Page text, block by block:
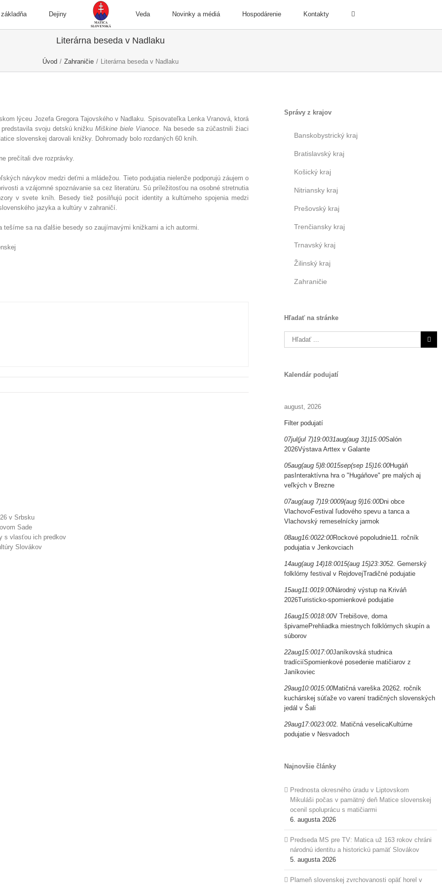
Dejiny Veda Novinky a médiá Hospodárenie Kontakty
Literárna beseda v Nadlaku
Úvod / Zahraničie / Literárna beseda v Nadlaku
lýceu Jozefa Gregora Tajovského v Nadlaku. Spisovateľka Lenka Vranová, ktorá
svoju detskú knižkuMiškine biele Vianoce. Na besede sa zúčastnili žiaci
slovenskej darovali knižky. Dohromady bolo rozdaných 60 kníh.
prečítali dve rozprávky.
návykov medzi deťmi a mládežou. Tieto podujatia nielenže podporujú záujem o
a vzájomné spoznávanie sa cez literatúru. Sú príležitosťou na osobné stretnutia
v svete kníh. Besedy tiež posilňujú pocit identity a kultúrneho spojenia medzi
jazyka a kultúry v zahraničí.
sa na ďalšie besedy so zaujímavými knižkami a ich autormi.
Správy z krajov
Banskobystrický kraj
Bratislavský kraj
Košický kraj
Nitriansky kraj
Prešovský kraj
Trenčiansky kraj
Trnavský kraj
Žilinský kraj
Zahraničie
Hľadať na stránke
Search
for:
Kalendár podujatí
august, 2026
Filter podujatí
07jul(jul 7)19:0031aug(aug 31)15:00Salón
2026Výstava Arttex v Galante
05aug(aug 5)8:0015sep(sep 15)16:00Hugáň
pas Interaktívna hra o "Hugáňove" pre malých aj
veľkých v Brezne
07aug(aug 7)19:0009(aug 9)16:00Dni obce
VlachovoFestival ľudového spevu a tanca a
Vlachovský remeselnícky jarmok
08aug16:0022:00Rockové popoludnie11. ročník
podujatia v Jenkovciach
14aug(aug 14)18:0015(aug 15)23:3052. Gemerský
folklórny festival v RejdovejTradičné podujatie
15aug11:0019:00Národný výstup na Kriváň
2026Turisticko-spomienkové podujatie
16aug15:0018:00V Trebišove, doma
špivamePrehliadka miestnych folklórnych skupín a
súborov
22aug15:0017:00Janíkovská studnica
tradíciíSpomienkové posedenie matičiarov z
Janíkoviec
29aug10:0015:00Matičná vareška 20262. ročník
kuchárskej súťaže vo varení tradičných slovenských
jedál v Šali
29aug17:0023:002. Matičná veselicaKultúrne
podujatie v Nesvadoch
Najnovšie články
Prednosta okresného úradu v Liptovskom
Mikuláši počas v pamätný deň Matice slovenskej
ocenil spoluprácu s matičiarmi
6. augusta 2026
Predseda MS pre TV: Matica už 163 rokov chráni
národnú identitu a historickú pamäť Slovákov
5. augusta 2026
Plameň slovenskej zvrchovanosti opäť horel v